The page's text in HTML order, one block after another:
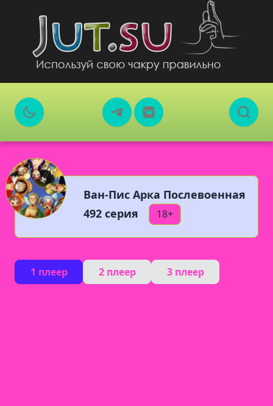
Ван-Пис Арка Послевоенная
492 серия
18+
1 плеер 2 плеер 3 плеер